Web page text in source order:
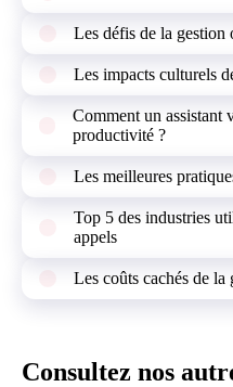
Les défis de la gestion
Les impacts culturels
Comment un assistant
productivité ?
Les meilleures
Top 5 des industries
appels
Les coûts cachés de
Consultez nos